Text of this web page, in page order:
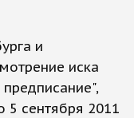
и
иска
5 сентября 2011